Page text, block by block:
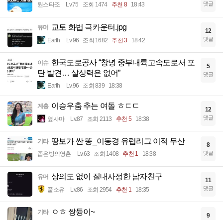
원스타조 Lv.75 조회 1474 추천 8 18:43 댓글
유머 교토 화법 극카운터.jpg
Earth Lv.96 조회 1682 추천 3 18:42
12
댓글
이슈 한국도로공사 “창녕 중부내륙고속도로서 포
탄 발견… 살상력은 없어”
Earth Lv.96 조회 839 18:38
5
댓글
계층 이승우춤 추는 여돌 ㅎㄷㄷ
옆사마 Lv.87 조회 2113 추천 5 18:38
12
댓글
기타 땅보가 싼 똥_이동경 유럽리그 이적 무산
좁은방의영혼 Lv.63 조회 1408 추천 1 18:38
8
댓글
유머 상의도 없이 질내사정한 남자친구
풀소유 Lv.86 조회 2954 추천 1 18:35
11
댓글
기타 ㅇㅎ 쌍듕이~ 9